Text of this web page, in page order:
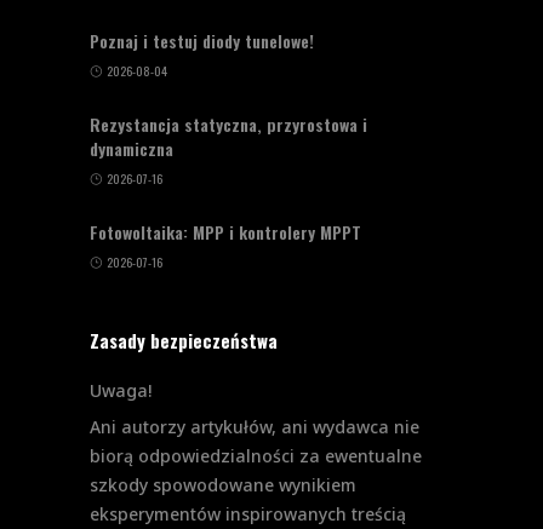
Poznaj i testuj diody tunelowe!
2026-08-04
Rezystancja statyczna, przyrostowa i
dynamiczna
2026-07-16
Fotowoltaika: MPP i kontrolery MPPT
2026-07-16
Zasady bezpieczeństwa
Uwaga!
Ani autorzy artykułów, ani wydawca nie
biorą odpowiedzialności za ewentualne
szkody spowodowane wynikiem
eksperymentów inspirowanych treścią